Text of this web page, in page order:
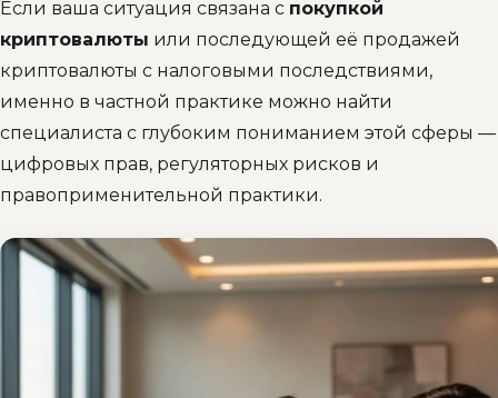
Если ваша ситуация связана с покупкой
криптовалюты или последующей её продажей
криптовалюты с налоговыми последствиями,
именно в частной практике можно найти
специалиста с глубоким пониманием этой сферы —
цифровых прав, регуляторных рисков и
правоприменительной практики.